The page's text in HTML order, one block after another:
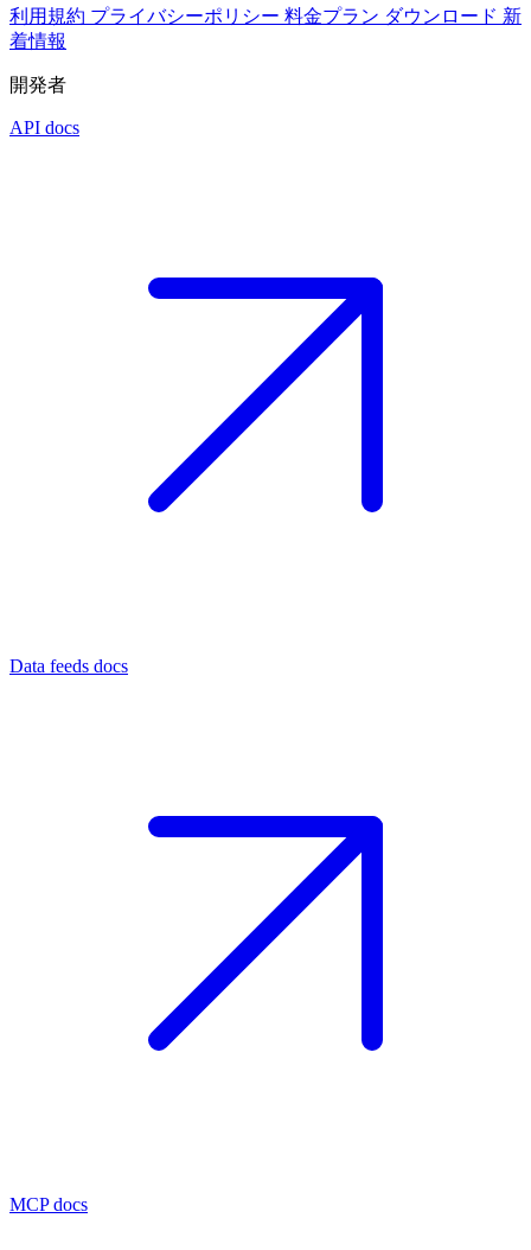
利用規約 プライバシーポリシー 料金プラン ダウンロード 新
着情報
開発者
API docs
Data feeds docs
MCP docs